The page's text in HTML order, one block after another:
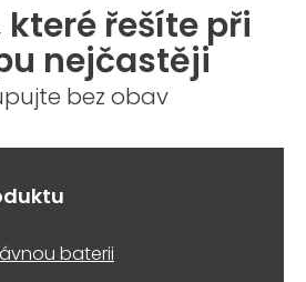
které řešíte při
nejčastěji
bez obav
baterii